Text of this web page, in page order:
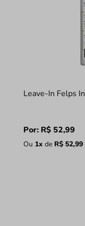
Leave-In Felps
Por: R$ 52,99
Ou 1x de R$ 52,99